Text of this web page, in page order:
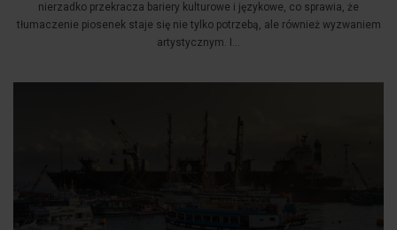
nierzadko przekracza bariery kulturowe i językowe, co sprawia, że
tłumaczenie piosenek staje się nie tylko potrzebą, ale również wyzwaniem
artystycznym. I...